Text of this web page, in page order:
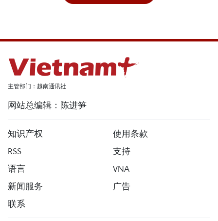
主管部门：越南通讯社
网站总编辑：陈进笋
知识产权
使用条款
RSS
支持
语言
VNA
新闻服务
广告
联系